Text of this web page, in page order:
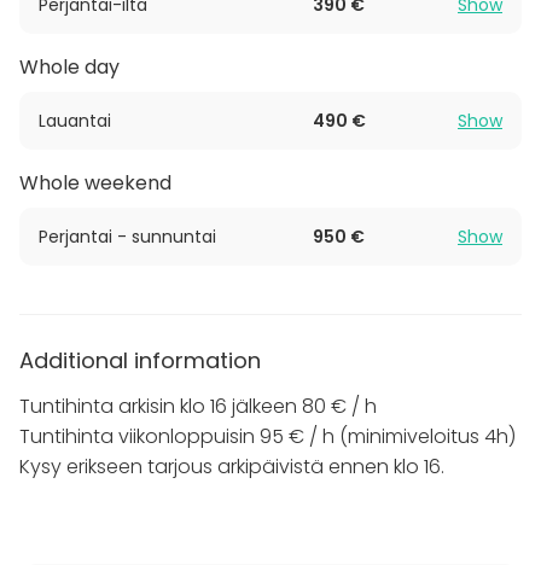
Kokonaisuudessaan tilaan mahtuu noin 30 henkilöä,
Kattavasta tilasta löytyy myös astiasto,
näppärästi tarjoilut järjestettyä niin juhliin kuin
juhlatila on helposti saavutettavissa. Bussilla nro 5, 33
Whole day
Lauantai 490 € Show
Whole weekend
Perjantai - sunnuntai 950 € Show
Additional information
Tuntihinta arkisin klo 16 jälkeen 80 € / h
Tuntihinta viikonloppuisin 95 € / h (minimiveloitus 4h)
Kysy erikseen tarjous arkipäivistä ennen klo 16.